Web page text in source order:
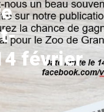
février